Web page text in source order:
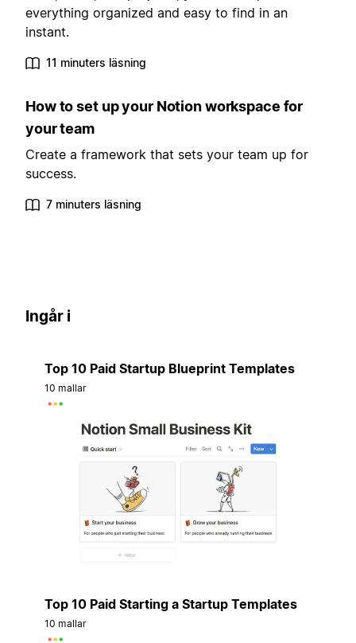
everything organized and easy to find in an
instant.
11 minuters läsning
How to set up your Notion workspace for
your team
Create a framework that sets your team up for
success.
7 minuters läsning
Ingår i
Top 10 Paid Startup Blueprint Templates
10 mallar
Top 10 Paid Starting a Startup Templates
10 mallar